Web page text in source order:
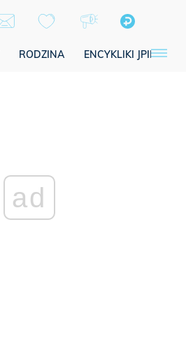
RODZINA ENCYKLIKI JPII
ad